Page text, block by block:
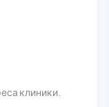
клиники.